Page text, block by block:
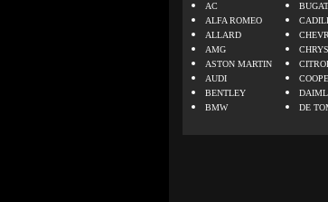
AC
ALFA ROMEO
ALLARD
AMG
ASTON MARTIN
AUDI
BENTLEY
BMW
DE